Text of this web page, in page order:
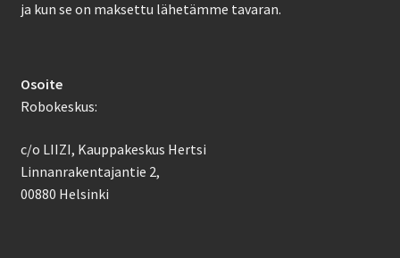
ja kun se on maksettu lähetämme tavaran.
Osoite
Robokeskus:
c/o LIIZI, Kauppakeskus Hertsi
Linnanrakentajantie 2,
00880 Helsinki